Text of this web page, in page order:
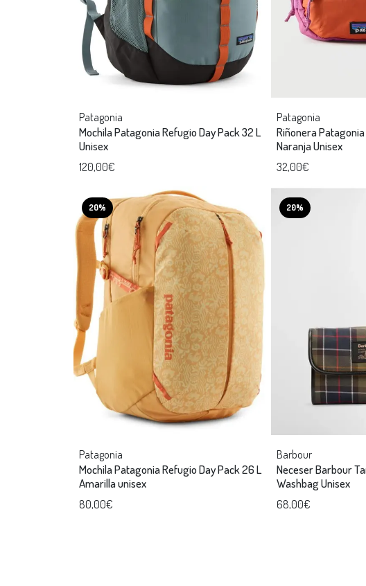
Patagonia
Mochila Patagonia Refugio Day Pack 32 L
Unisex
120,00€
Patagonia
Riñonera
Naranja Unisex
32,00€
20%
Patagonia
Mochila Patagonia Refugio Day Pack 26 L
Amarilla unisex
80,00€
20%
Barbour
Neceser Barbour
Washbag Unisex
68,00€